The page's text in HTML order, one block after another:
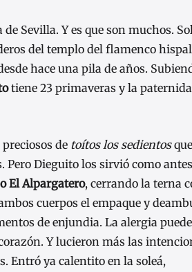
Sevilla. Y es que son muchos.
del templo del flamenco
hace una pila de años.
tiene 23 primaveras y la
de toítos los sedientosque
Dieguito los sirvió como
El Alpargatero, cerrando la terna
cuerpos el empaque y
de enjundia. La alergia puede
Y lucieron más las
Entró ya calentito en la soleá,